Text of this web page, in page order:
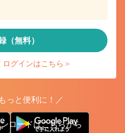
（無料）
グインはこちら＞
っと便利に！／
ロードはこちらから